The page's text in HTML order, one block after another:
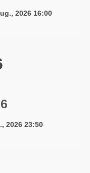
2026 16:00
2026 23:50